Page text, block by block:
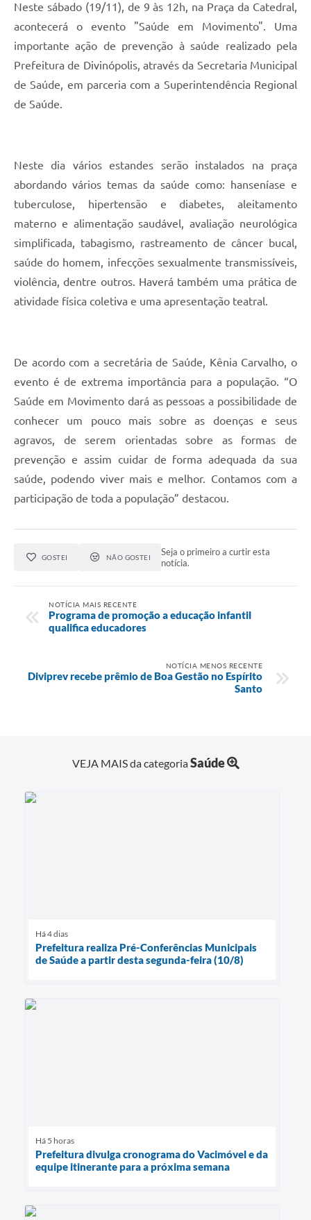
Neste sábado (19/11), de 9 às 12h, na Praça da Catedral,
acontecerá o evento "Saúde em Movimento". Uma
importante ação de prevenção à saúde realizado pela
Prefeitura de Divinópolis, através da Secretaria Municipal
de Saúde, em parceria com a Superintendência Regional
de Saúde.
Neste dia vários estandes serão instalados na praça
abordando vários temas da saúde como: hanseníase e
tuberculose, hipertensão e diabetes, aleitamento
materno e alimentação saudável, avaliação neurológica
simplificada, tabagismo, rastreamento de câncer bucal,
saúde do homem, infecções sexualmente transmissíveis,
violência, dentre outros. Haverá também uma prática de
atividade física coletiva e uma apresentação teatral.
De acordo com a secretária de Saúde, Kênia Carvalho, o
evento é de extrema importância para a população. “O
Saúde em Movimento dará as pessoas a possibilidade de
conhecer um pouco mais sobre as doenças e seus
agravos, de serem orientadas sobre as formas de
prevenção e assim cuidar de forma adequada da sua
saúde, podendo viver mais e melhor. Contamos com a
participação de toda a população” destacou.
GOSTEI NÃO GOSTEI
Seja o primeiro a curtir esta
notícia.
NOTÍCIA MAIS RECENTE
Programa de promoção a educação infantil
qualifica educadores
NOTÍCIA MENOS RECENTE
Diviprev recebe prêmio de Boa Gestão no Espírito
Santo
VEJA MAIS da categoriaSaúde
Há 4 dias
Prefeitura realiza Pré-Conferências Municipais
de Saúde a partir desta segunda-feira (10/8)
Há 5 horas
Prefeitura divulga cronograma do Vacimóvel e da
equipe itinerante para a próxima semana